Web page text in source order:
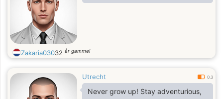
Zakaria03032 år gammel
Utrecht 0.3
Never grow up! Stay adventurious,